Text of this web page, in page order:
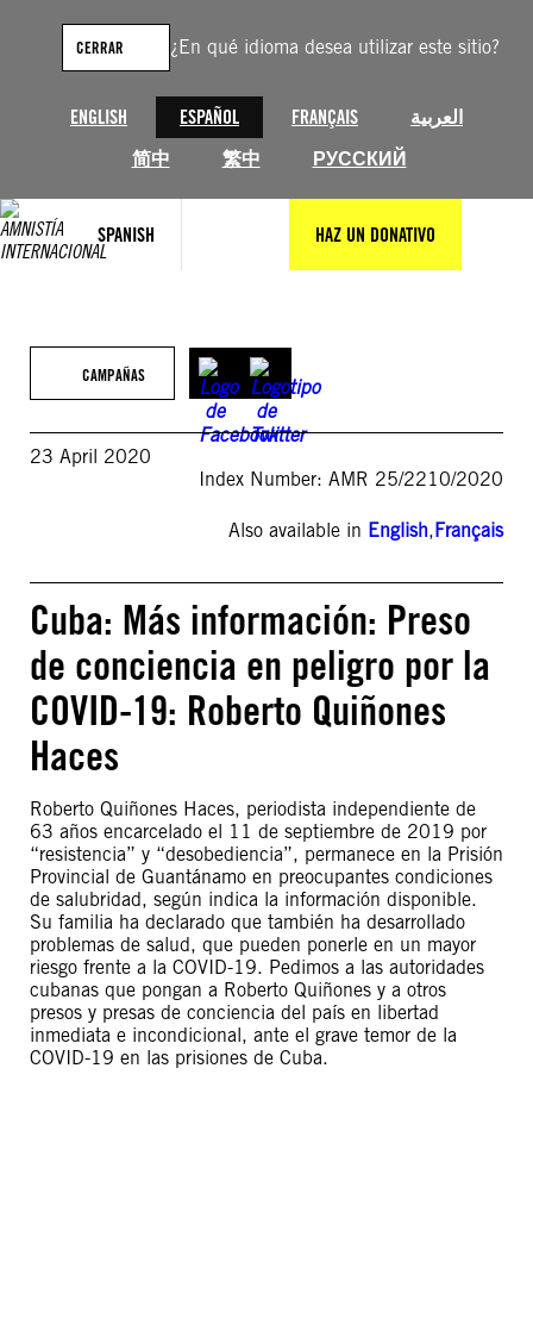
¿En qué idioma desea utilizar este sitio?
ENGLISH ESPAÑOL FRANÇAIS
العربية
简中
繁中 РУССКИЙ
CERRAR
SPANISH HAZ UN DONATIVO
contenido
CAMPAÑAS
23 April 2020
Index Number: AMR 25/2210/2020
Also available in English,Français
Cuba: Más información: Preso
de conciencia en peligro por la
COVID-19: Roberto Quiñones
Haces
Roberto Quiñones Haces, periodista independiente de
63 años encarcelado el 11 de septiembre de 2019 por
“resistencia” y “desobediencia”, permanece en la Prisión
Provincial de Guantánamo en preocupantes condiciones
de salubridad, según indica la información disponible.
Su familia ha declarado que también ha desarrollado
problemas de salud, que pueden ponerle en un mayor
riesgo frente a la COVID-19. Pedimos a las autoridades
cubanas que pongan a Roberto Quiñones y a otros
presos y presas de conciencia del país en libertad
inmediata e incondicional, ante el grave temor de la
COVID-19 en las prisiones de Cuba.